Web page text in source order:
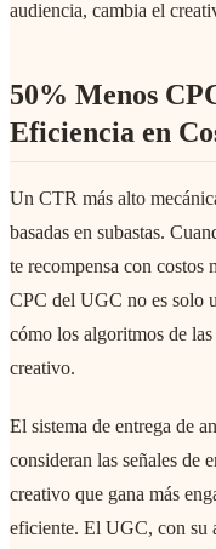
audiencia, cambia el
50% Menos
Eficiencia en
Un CTR más alto
basadas en subastas.
te recompensa con costos
CPC del UGC no es solo
cómo los algoritmos de
creativo.
El sistema de entrega de
consideran las señales de
creativo que gana más
eficiente. El UGC, con su